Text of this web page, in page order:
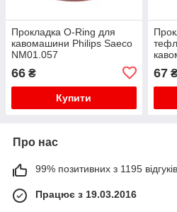
Прокладка O-Ring для
кавомашини Philips Saeco
NM01.057
66 ₴
Купити
67
Про нас
99% позитивних з 1195
Працює з 19.03.2016